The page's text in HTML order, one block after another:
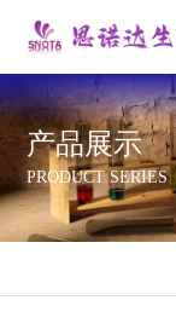
产品展示
PRODUCT SERIES